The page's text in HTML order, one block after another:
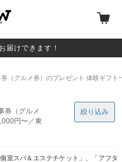
届けできます！
（グルメ券）のプレゼント 体験ギフト
券（グルメ
円〜／東
室スパ＆エステチケット」、「アフタ
絞り込み